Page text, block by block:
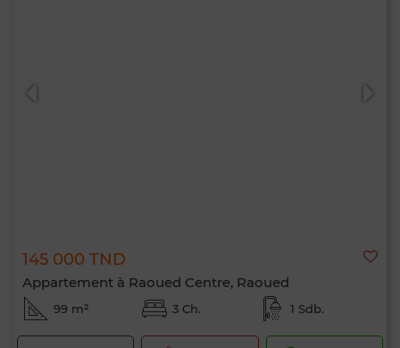
145 000 TND
Appartement à Raoued Centre, Raoued
99 m² 3 Ch. 1 Sdb.
0 / 500